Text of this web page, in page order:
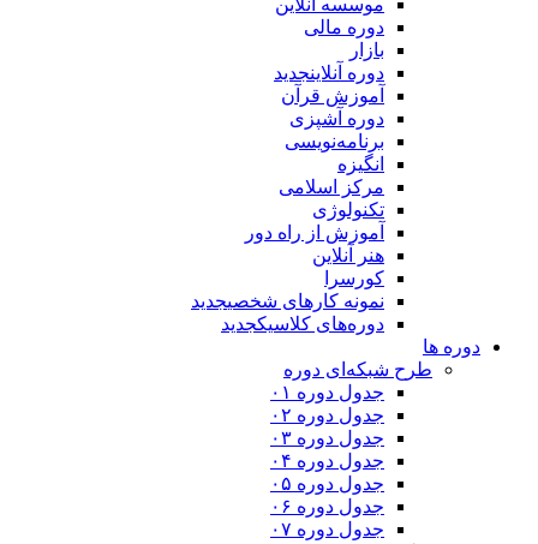
دوره مالی
بازار
دوره آنلاین جدید
آموزش قرآن
دوره آشپزی
برنامه‌نویسی
انگیزه
مرکز اسلامی
تکنولوژی
آموزش از راه دور
هنر آنلاین
کورسرا
نمونه کارهای شخصیجدید
دوره‌های کلاسیکجدید
دوره ها
طرح شبکه‌ای دوره
جدول دوره ۰۱
جدول دوره ۰۲
جدول دوره ۰۳
جدول دوره ۰۴
جدول دوره ۰۵
جدول دوره ۰۶
جدول دوره ۰۷